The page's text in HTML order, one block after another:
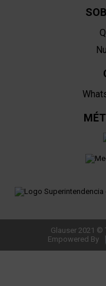
Glauser 2021
Empowered By